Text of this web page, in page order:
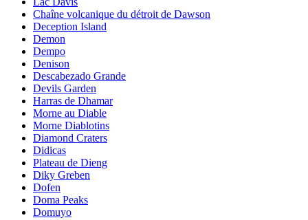
Chaîne volcanique du détroit de Dawson
Deception Island
Demon
Dempo
Denison
Descabezado Grande
Devils Garden
Harras de Dhamar
Morne au Diable
Morne Diablotins
Diamond Craters
Didicas
Plateau de Dieng
Diky Greben
Dofen
Doma Peaks
Domuyo